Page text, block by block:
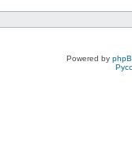
Powered by